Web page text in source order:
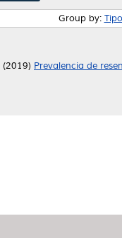
Group by:
(2019) Prevalencia de